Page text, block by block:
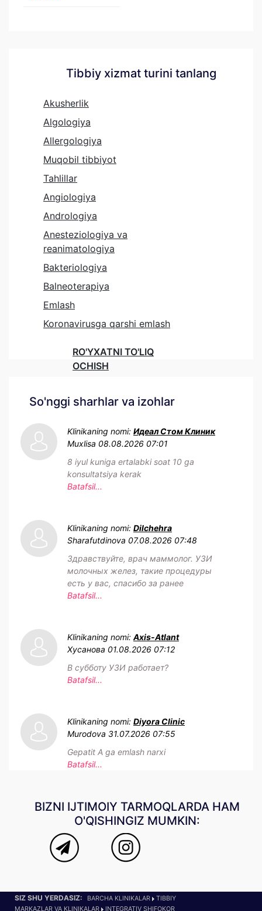
Tibbiy xizmat turini tanlang
Akusherlik
Algologiya
Allergologiya
Muqobil tibbiyot
Tahlillar
Angiologiya
Andrologiya
Anesteziologiya va
reanimatologiya
Bakteriologiya
Balneoterapiya
Emlash
Koronavirusga qarshi emlash
RO'YXATNI TO'LIQ
OCHISH
So'nggi sharhlar va izohlar
Klinikaning nomi: Идеал Стом Клиник
Muxlisa 08.08.2026 07:01
8 iyul kuniga ertalabki soat 10 ga
konsultatsiya kerak
Batafsil...
Klinikaning nomi: Dilchehra
Sharafutdinova 07.08.2026 07:48
Здравствуйте, врач маммолог. УЗИ
молочных желез, такие процедуры
есть у вас, спасибо за ранее
Batafsil...
Klinikaning nomi: Axis-Atlant
Хусанова 01.08.2026 07:12
В субботу УЗИ работает?
Batafsil...
Klinikaning nomi: Diyora Clinic
Murodova 31.07.2026 07:55
Gepatit A ga emlash narxi
Batafsil...
BIZNI IJTIMOIY TARMOQLARDA HAM
O'QISHINGIZ MUMKIN:
SIZ SHU YERDASIZ: BARCHA KLINIKALAR
TIBBIY
MARKAZLAR VA KLINIKALAR
INTEGRATIV SHIFOKOR